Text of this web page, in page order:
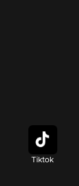
Tiktok